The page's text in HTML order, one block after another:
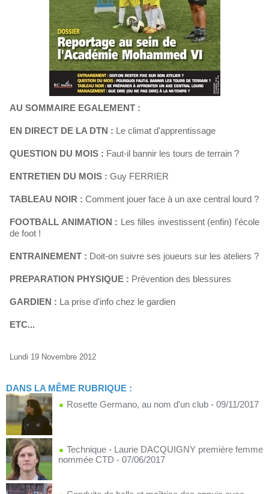
AU SOMMAIRE EGALEMENT :
EN DIRECT DE LA DTN : Le climat d'apprentissage
QUESTION DU MOIS : Faut-il bannir les tours de terrain ?
ENTRETIEN DU MOIS : Guy FERRIER
TABLEAU NOIR : Comment jouer face à un axe central lourd ?
FOOTBALL ANIMATION : Les filles investissent (enfin) l'école
de foot !
ENTRAINEMENT : Doit-on suivre ses joueurs sur les ateliers ?
PREPARATION PHYSIQUE : Prévention des blessures
GARDIEN : La prise d'info chez le gardien
ETC...
Lundi 19 Novembre 2012
DANS LA MÊME RUBRIQUE :
Rosette Germano, au nom d'un club - 09/11/2017
Technique - Laurie DACQUIGNY première femme
nommée CTD - 07/06/2017